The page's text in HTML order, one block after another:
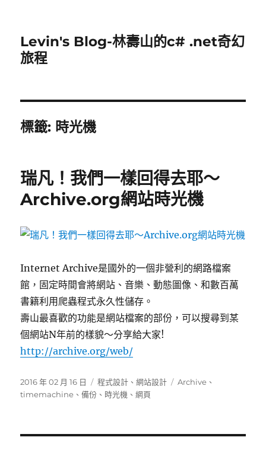
Levin's Blog-林壽山的c# .net奇幻
旅程
標籤: 時光機
瑞凡！我們一樣回得去耶～
Archive.org網站時光機
Internet Archive是國外的一個非營利的網路檔案
館，固定時間會將網站、音樂、動態圖像、和數百萬
書籍利用爬蟲程式永久性儲存。
壽山最喜歡的功能是網站檔案的部份，可以搜尋到某
個網站N年前的樣貌～分享給大家!
http://archive.org/web/
發
佈
2016 年 02 月 16 日
分
類
程式設計 、網站設計
標
Archive 、
timemachine 、備份 、 時光機 、網頁